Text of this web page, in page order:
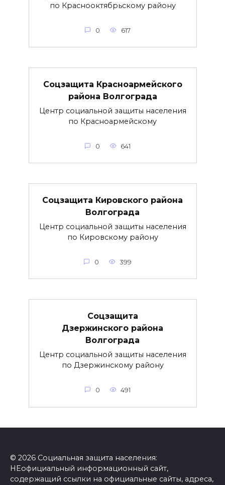
по Краснооктябрьскому району
0 617
Соцзащита Красноармейского
района Волгограда
Центр социальной защиты населения
по Красноармейскому
0 641
Соцзащита Кировского района
Волгограда
Центр социальной защиты населения
по Кировскому району
0 399
Соцзащита
Дзержинского района
Волгограда
Центр социальной защиты населения
по Дзержинскому району
0 491
© 2026 Социальная защита населения:
НЕофициальный информационный сайт,
содержащий ссылки на официальные сайты, адреса,